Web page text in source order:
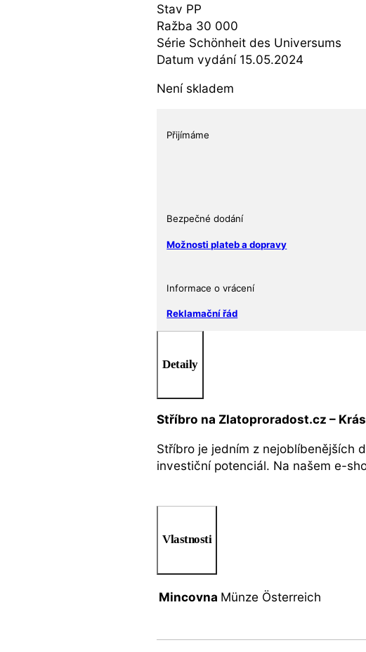
Stav PP
Ražba 30 000
Série Schönheit des Universums
Datum vydání 15.05.2024
Není skladem
Přijímáme
Bezpečné dodání
Možnosti plateb a dopravy
Informace o vrácení
Reklamační řád
Detaily
Stříbro na Zlatoproradost.cz –
Stříbro je jedním z nejoblíbenějších
investiční potenciál. Na našem e-
Vlastnosti
Mincovna Münze Österreich